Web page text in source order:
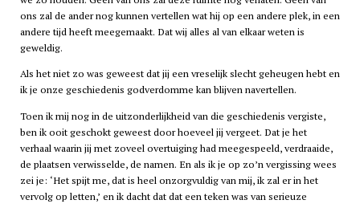
ons zal de ander nog kunnen vertellen wat hij op een andere plek, in een
andere tijd heeft meegemaakt. Dat wij alles al van elkaar weten is
geweldig.
Als het niet zo was geweest dat jij een vreselijk slecht geheugen hebt en
ik je onze geschiedenis godverdomme kan blijven navertellen.
Toen ik mij nog in de uitzonderlijkheid van die geschiedenis vergiste,
ben ik ooit geschokt geweest door hoeveel jij vergeet. Dat je het
verhaal waarin jij met zoveel overtuiging had meegespeeld, verdraaide,
de plaatsen verwisselde, de namen. En als ik je op zo’n vergissing wees
zei je: ‘Het spijt me, dat is heel onzorgvuldig van mij, ik zal er in het
vervolg op letten,’ en ik dacht dat dat een teken was van serieuze